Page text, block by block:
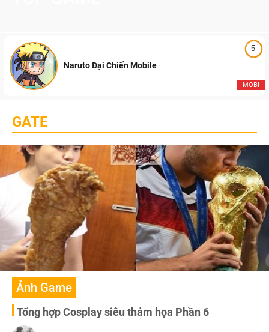
5
MOBI
Naruto Đại Chiến Mobile
GATE
Ảnh Game
Tổng hợp Cosplay siêu thảm họa Phần 6